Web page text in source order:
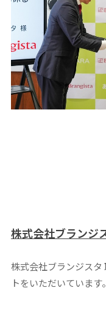
株式会社ブランジ
株式会社ブランジスタ
トをいただいています。